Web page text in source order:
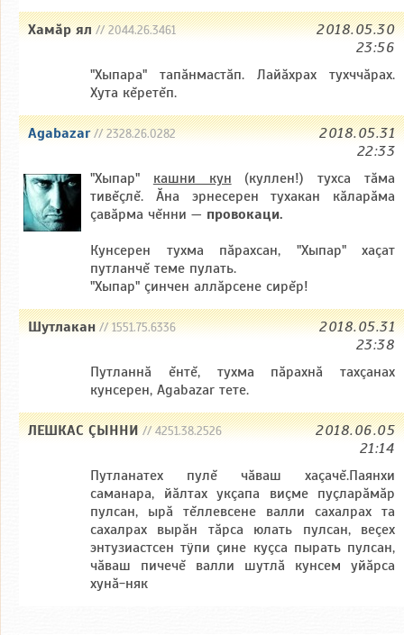
Хамăр ял// 2044.26.3461
2018.05.30
23:56
"Хыпара" тапăнмастăп. Лайăхрах тухччăрах.
Хута кĕретĕп.
Agabazar// 2328.26.0282
2018.05.31
22:33
"Хыпар" кашни кун (куллен!) тухса тăма
тивĕçлĕ. Ăна эрнесерен тухакан кăларăма
çавăрма чĕнни — провокаци.
Кунсерен тухма пăрахсан, "Хыпар" хаçат
путланчĕ теме пулать.
"Хыпар" çинчен аллăрсене сирĕр!
Шутлакан// 1551.75.6336
2018.05.31
23:38
Путланнă ĕнтĕ, тухма пăрахнă тахçанах
кунсерен, Agabazar тете.
ЛЕШКАС ÇЫННИ// 4251.38.2526
2018.06.05
21:14
Путланатех пулĕ чăваш хаçачĕ.Паянхи
саманара, йăлтах укçапа виçме пуçларăмăр
пулсан, ырă тĕллевсене валли сахалрах та
сахалрах вырăн тăрса юлать пулсан, веçех
энтузиастсен тÿпи çине куçса пырать пулсан,
чăваш пичечĕ валли шутлă кунсем уйăрса
хунă-няк